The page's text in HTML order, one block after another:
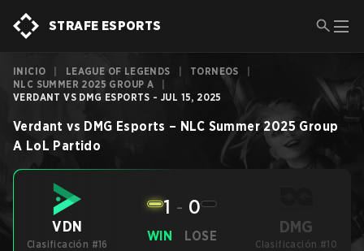
STRAFE ESPORTS
INICIO LEAGUE OF LEGENDS TORNEOS
NLC SUMMER 2025 GROUP A
VERDANT VS DMG ESPORTS - JUL 15, 2025
Verdant vs DMG Esports – NLC Summer 2025 Group
A LoL Partido
VDN
Clasificación #16
WIN
1 - 0
LOSE DMG
Clasificación #10